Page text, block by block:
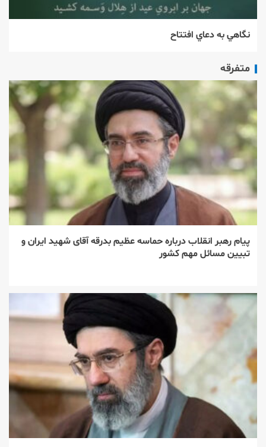
نگاهي به دعاي افتتاح
متفرقه
پیام رهبر انقلاب درباره حماسه عظیم بدرقه آقای شهید ایران و
تبیین مسائل مهم کشور